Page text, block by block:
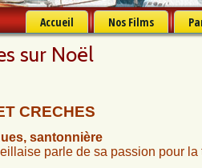
Accueil Nos Films
sur Noël
CRECHES
santonnière
parle de sa passion pour